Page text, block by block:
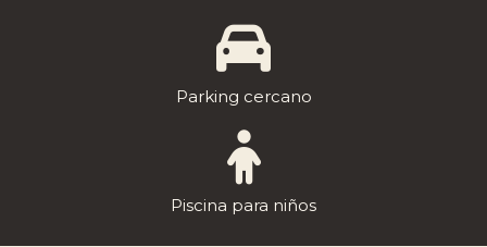
Parking cercano
Piscina para niños